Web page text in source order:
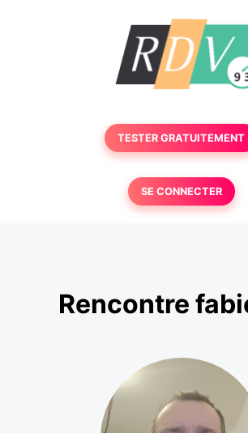
TESTER GRATUITEMENT
SE CONNECTER
Rencontre